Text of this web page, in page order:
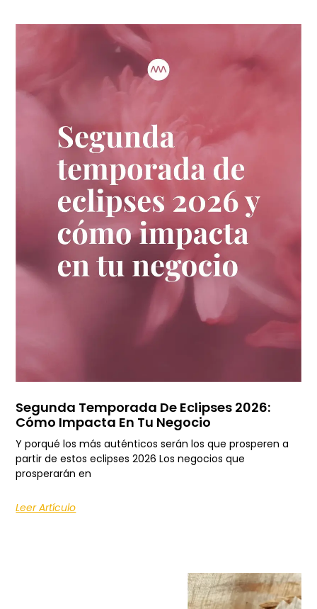
Segunda Temporada De Eclipses 2026:
Cómo Impacta En Tu Negocio
Y porqué los más auténticos serán los que prosperen a
partir de estos eclipses 2026 Los negocios que
prosperarán en
Leer Artículo